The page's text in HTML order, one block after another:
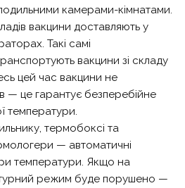
камерами-кімнатами.
вакцини доставляють у
Такі самі
вакцини зі складу
цей час вакцини не
— це гарантує безперебійне
температури.
термобоксі та
— автоматичні
температури. Якщо на
режим буде порушено —